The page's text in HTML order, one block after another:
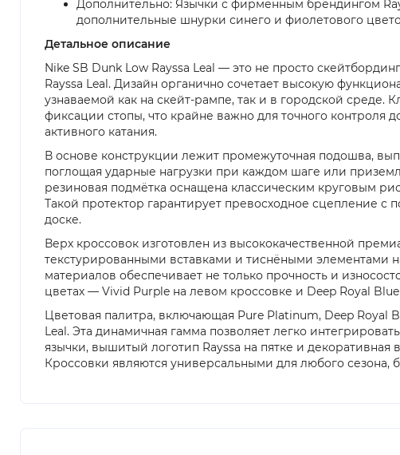
Дополнительно: Язычки с фирменным брендингом
дополнительные шнурки синего и фиолетового
Детальное описание
Nike SB Dunk Low Rayssa Leal — это не просто
Rayssa Leal. Дизайн органично сочетает высокую
узнаваемой как на скейт-рампе, так и в городской
фиксации стопы, что крайне важно для точного
активного катания.
В основе конструкции лежит промежуточная подошва,
поглощая ударные нагрузки при каждом шаге или
резиновая подмётка оснащена классическим круговым
Такой протектор гарантирует превосходное сцепление
доске.
Верх кроссовок изготовлен из высококачественной
текстурированными вставками и тиснёными элементами
материалов обеспечивает не только прочность и
цветах — Vivid Purple на левом кроссовке и Deep Royal
Цветовая палитра, включающая Pure Platinum, Deep Royal
Leal. Эта динамичная гамма позволяет легко
язычки, вышитый логотип Rayssa на пятке и
Кроссовки являются универсальными для любого